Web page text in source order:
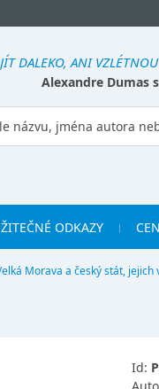
DALEKO, ANI
Alexandre Dumas
ODKAZY
Morava a český stát,
Id: